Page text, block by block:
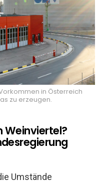
in Österreich
zu erzeugen.
Weinviertel?
Umstände